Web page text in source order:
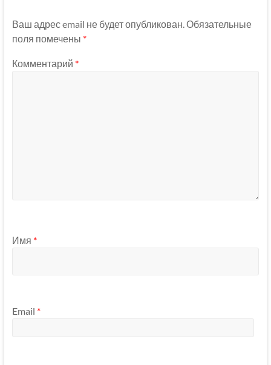
Ваш адрес email не будет опубликован. Обязательные
поля помечены *
Комментарий *
Имя *
Email *